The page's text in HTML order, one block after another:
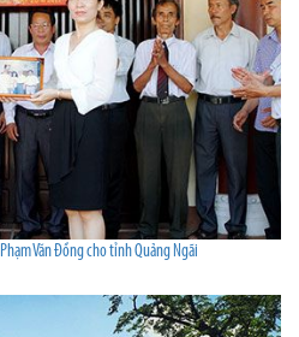
Văn Đồng cho tỉnh Quảng Ngãi